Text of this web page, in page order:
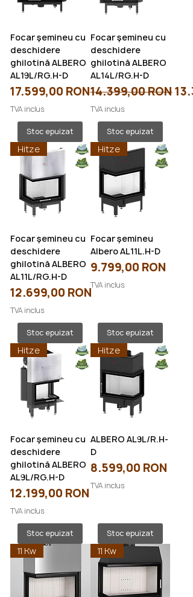
Focar șemineu cu
deschidere
ghilotină ALBERO
AL19L/RG.H-D
Preț
17.599,00 RON
TVA inclus
Stoc epuizat
Focar șemineu cu
deschidere
ghilotină ALBERO
AL14L/RG.H-D
Preț normal
14.399,00 RON
TVA inclus
Stoc epuizat
Hitze
Focar șemineu cu
deschidere
ghilotină ALBERO
AL11L/RG.H-D
Preț
12.699,00 RON
TVA inclus
Stoc epuizat
Hitze
Focar șemineu
Albero AL11L.H-D
Preț
9.799,00 RON
TVA inclus
Stoc epuizat
Hitze
Focar șemineu cu
deschidere
ghilotină ALBERO
AL9L/RG.H-D
Preț
12.199,00 RON
TVA inclus
Stoc epuizat
Hitze
ALBERO AL9L/R.H-
D
Preț
8.599,00 RON
TVA inclus
Stoc epuizat
11 Kw 11 Kw